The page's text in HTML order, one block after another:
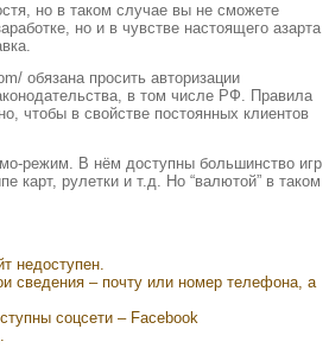
но в таком случае вы не сможете
но и в чувстве настоящего азарта
обязана просить авторизации
в том числе РФ. Правила
чтобы в свойстве постоянных клиентов
режим. В нём доступны большинство игр
карт, рулетки и т.д. Но “валютой” в таком
недоступен.
сведения – почту или номер телефона, а
соцсети – Facebook